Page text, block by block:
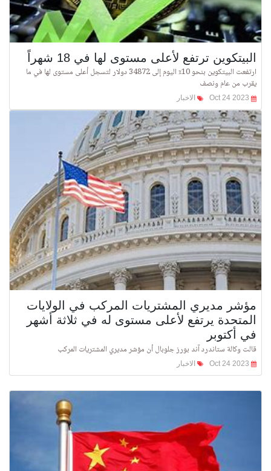
البيتكوين ترتفع لأعلى مستوى لها في 18 شهراً
ارتفعت البيتكوين بنحو 10٪ اليوم إلى 34872 دولار لتسجل أعلى مستوى لها في ما
يقرب من عام ونصف
الاخبار
مؤشر مديري المشتريات المركب في الولايات
المتحدة يرتفع لأعلى مستوى له في ثلاثة أشهر
في أكتوبر
قالت وكالة ستاندرد آند بورز جلوبال أن مؤشر مديري المشتريات المركب
الاخبار